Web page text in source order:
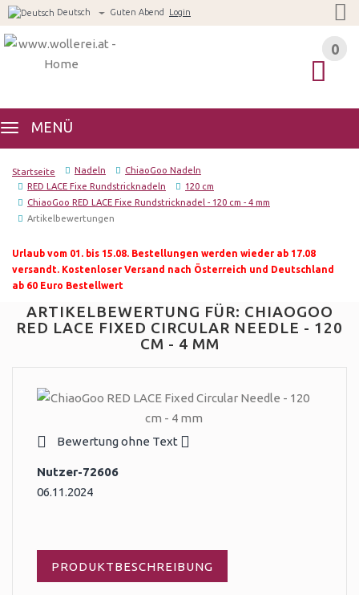
Deutsch Guten Abend Login
0
MENÜ
0
Startseite Nadeln
ChiaoGoo Nadeln
RED LACE Fixe Rundstricknadeln
120 cm
ChiaoGoo RED LACE Fixe Rundstricknadel - 120 cm - 4 mm
Artikelbewertungen
Urlaub vom 01. bis 15.08. Bestellungen werden wieder ab 17.08
versandt. Kostenloser Versand nach Österreich und Deutschland
ab 60 Euro Bestellwert
ARTIKELBEWERTUNG FÜR: CHIAOGOO
RED LACE FIXED CIRCULAR NEEDLE - 120
CM - 4 MM
Bewertung ohne Text
Nutzer-72606
06.11.2024
PRODUKTBESCHREIBUNG